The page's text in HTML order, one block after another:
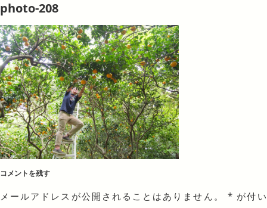
photo-208
コメントを残す
メールアドレスが公開されることはありません。 * が付い